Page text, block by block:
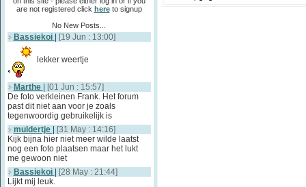
are not registered click hereto signup
No New Posts...
Bassiekoi [19 Jun : 13:00]
lekker weertje
Marthe
[01 Jun : 15:57]
De foto verkleinen Frank. Het forum
past dit niet aan voor je zoals
tegenwoordig gebruikelijk is
muldertje
[31 May : 14:16]
Kijk bijna hier niet meer wilde laatst
nog een foto plaatsen maar het lukt
me gewoon niet
Bassiekoi
[28 May : 21:44]
Lijkt mij leuk.